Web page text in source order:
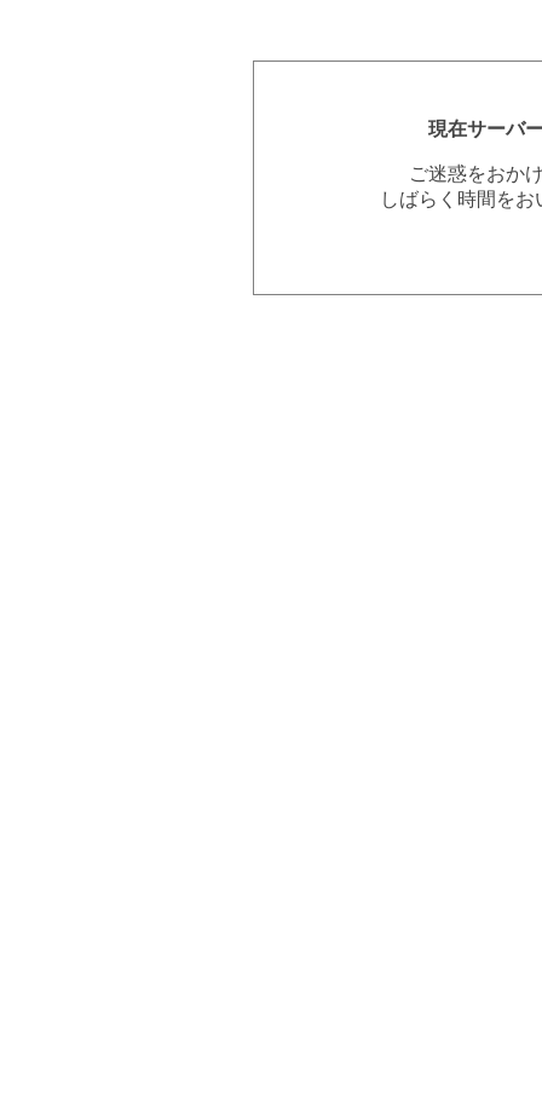
現在サーバ
ご迷惑をおか
しばらく時間を